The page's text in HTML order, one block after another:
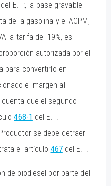
del E.T:, la base gravable
de la gasolina y el ACPM,
la tarifa del 19%, es
autorizada por el
para convertirlo en
el margen al
que el segundo
468-1 del E.T.
se debe detraer
el artículo 467del E.T.
de biodiesel por parte del